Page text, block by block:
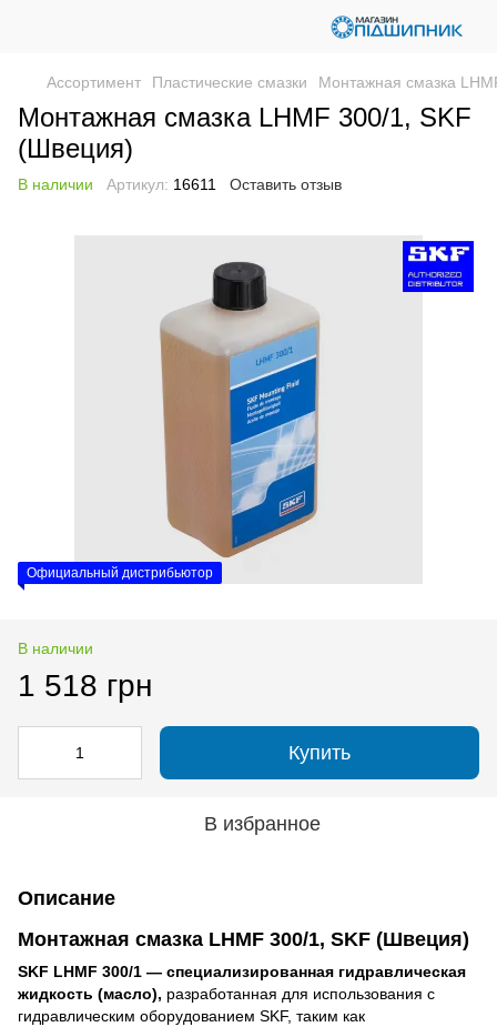
Ассортимент Пластические смазки Монтажная смазка
Монтажная смазка LHMF 300/1, SKF
(Швеция)
В наличии Артикул: 16611 Оставить отзыв
Официальный дистрибьютор
В наличии
1 518 грн
Купить
В избранное
Описание
Монтажная смазка LHMF 300/1, SKF (Швеция)
SKF LHMF 300/1 — специализированная гидравлическая
жидкость (масло), разработанная для использования с
гидравлическим оборудованием SKF, таким как